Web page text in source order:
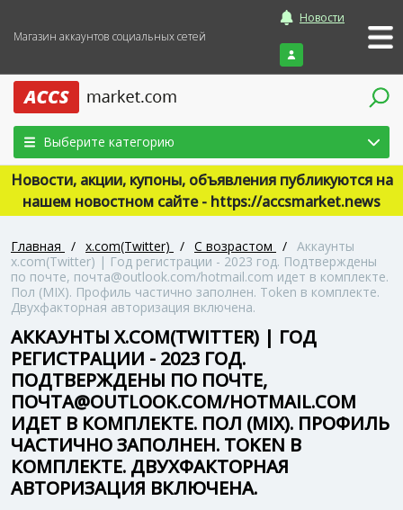
Магазин аккаунтов социальных сетей
Новости
Войти
Выберите категорию
Новости, акции, купоны, объявления публикуются на
нашем новостном сайте - https://accsmarket.news
Главная / x.com(Twitter) / С возрастом / Аккаунты
x.com(Twitter) | Год регистрации - 2023 год. Подтверждены
по почте, почта@outlook.com/hotmail.com идет в комплекте.
Пол (MIX). Профиль частично заполнен. Token в комплекте.
Двухфакторная авторизация включена.
АККАУНТЫ X.COM(TWITTER) | ГОД
РЕГИСТРАЦИИ - 2023 ГОД.
ПОДТВЕРЖДЕНЫ ПО ПОЧТЕ,
ПОЧТА@OUTLOOK.COM/HOTMAIL.COM
ИДЕТ В КОМПЛЕКТЕ. ПОЛ (MIX). ПРОФИЛЬ
ЧАСТИЧНО ЗАПОЛНЕН. TOKEN В
КОМПЛЕКТЕ. ДВУХФАКТОРНАЯ
АВТОРИЗАЦИЯ ВКЛЮЧЕНА.